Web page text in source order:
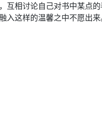
互相讨论自己对书中某点
这样的温馨之中不愿出来